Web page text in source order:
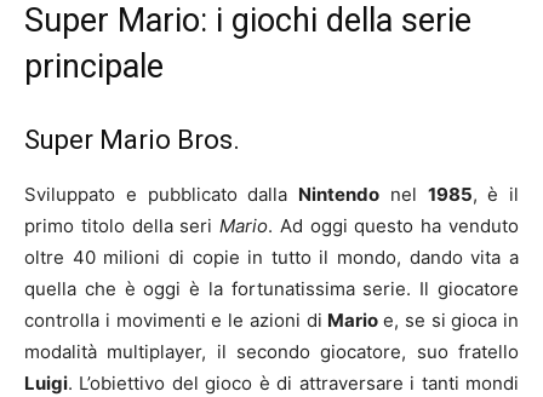
Super Mario: i giochi della serie
principale
Super Mario Bros.
Sviluppato e pubblicato dalla Nintendo nel 1985, è il
primo titolo della seriMario. Ad oggi questo ha venduto
oltre 40 milioni di copie in tutto il mondo, dando vita a
quella che è oggi è la fortunatissima serie. Il giocatore
controlla i movimenti e le azioni di Mario e, se si gioca in
modalità multiplayer, il secondo giocatore, suo fratello
Luigi. L’obiettivo del gioco è di attraversare i tanti mondi